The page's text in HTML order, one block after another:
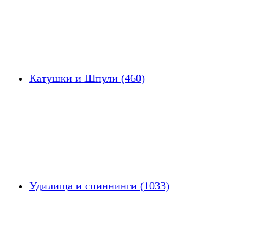
Катушки и Шпули (460)
Удилища и спиннинги (1033)